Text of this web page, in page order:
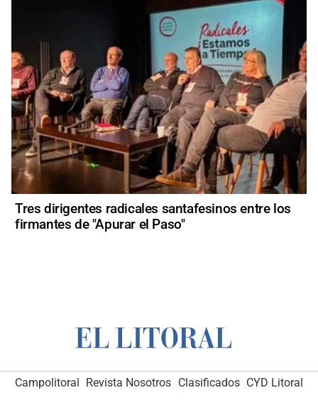
Tres dirigentes radicales santafesinos entre los
firmantes de "Apurar el Paso"
Campolitoral Revista Nosotros Clasificados CYD Litoral